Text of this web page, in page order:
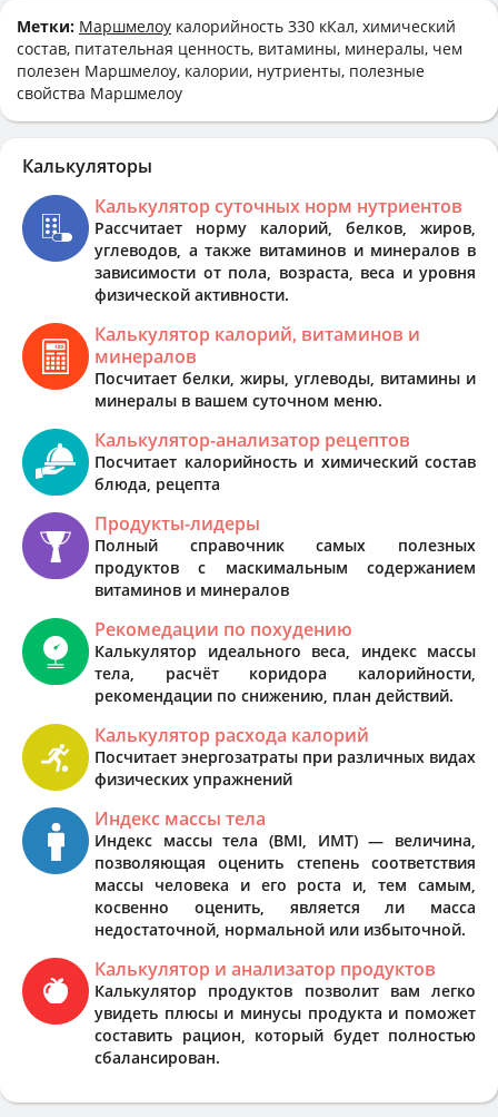
Метки: Маршмелоу калорийность 330 кКал, химический
состав, питательная ценность, витамины, минералы, чем
полезен Маршмелоу, калории, нутриенты, полезные
свойства Маршмелоу
Калькуляторы
Калькулятор суточных норм нутриентов
Рассчитает норму калорий, белков, жиров,
углеводов, а также витаминов и минералов в
зависимости от пола, возраста, веса и уровня
физической активности.
Калькулятор калорий, витаминов и
минералов
Посчитает белки, жиры, углеводы, витамины и
минералы в вашем суточном меню.
Калькулятор-анализатор рецептов
Посчитает калорийность и химический состав
блюда, рецепта
Продукты-лидеры
Полный справочник самых полезных
продуктов с маскимальным содержанием
витаминов и минералов
Рекомедации по похудению
Калькулятор идеального веса, индекс массы
тела, расчёт коридора калорийности,
рекомендации по снижению, план действий.
Калькулятор расхода калорий
Посчитает энергозатраты при различных видах
физических упражнений
Индекс массы тела
Индекс массы тела (BMI, ИМТ) — величина,
позволяющая оценить степень соответствия
массы человека и его роста и, тем самым,
косвенно оценить, является ли масса
недостаточной, нормальной или избыточной.
Калькулятор и анализатор продуктов
Калькулятор продуктов позволит вам легко
увидеть плюсы и минусы продукта и поможет
составить рацион, который будет полностью
сбалансирован.